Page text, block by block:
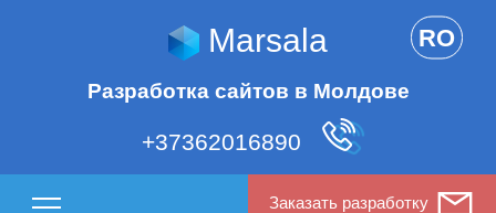
Marsala
Разработка сайтов в Молдове
+37362016890
RO
Заказать разработку